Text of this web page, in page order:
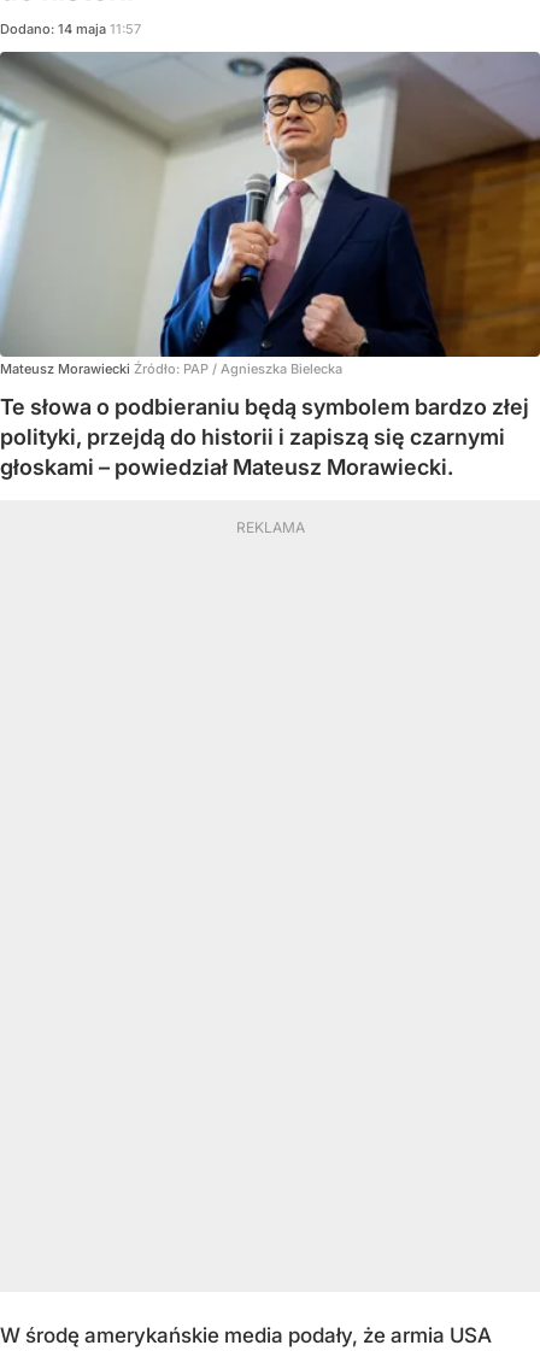
Dodano: 14 maja 11:57
Mateusz Morawiecki Źródło: PAP / Agnieszka Bielecka
Te słowa o podbieraniu będą symbolem bardzo złej
polityki, przejdą do historii i zapiszą się czarnymi
głoskami – powiedział Mateusz Morawiecki.
W środę amerykańskie media podały, że armia USA